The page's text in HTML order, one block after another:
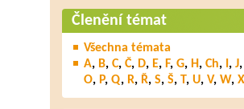
Členění témat
Všechna témata
A, B, C, Č, D, E, F, G, H, Ch, , J,
O, P, Q, R, Ř, S, Š, T, U, V, W, X